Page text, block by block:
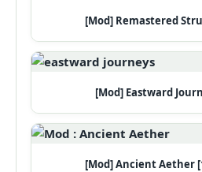
[Mod] Remastered
[Mod] Eastward
[Mod] Ancient Aether